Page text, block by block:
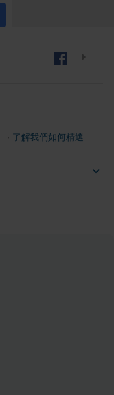
了解我們如何精選